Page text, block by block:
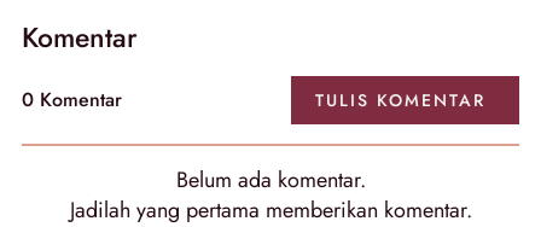
Komentar
0 Komentar TULIS KOMENTAR
Belum ada komentar.
Jadilah yang pertama memberikan komentar.